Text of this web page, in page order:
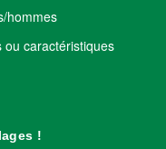
hommes
ou caractéristiques
!